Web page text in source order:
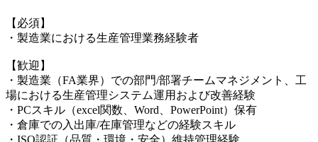
【必須】
・製造業における生産管理業務経験者
【歓迎】
・製造業（FA業界）での部門/部署チームマネジメント、工
場における生産管理システム運用および改善経験
・PCスキル（excel関数、Word、PowerPoint）保有
・倉庫での入出庫/在庫管理などの経験スキル
・ISO認証（品質・環境・安全）維持管理経験